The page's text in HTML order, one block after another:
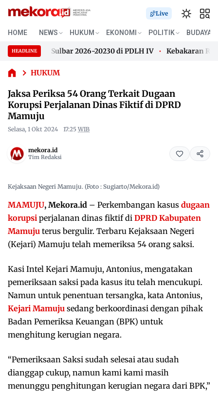
Live
HOME NEWS HUKUM EKONOMI POLITIK BUDAYA
HEADLINE
WALHI Sulbar 2026-20230 di PDLH IV Kebakaran
WALHI Sulbar 2026-20230 di PDLH IV
HUKUM
Periksa 54
Terkait
Korupsi
Dinas
Fiktif di
DPRD
Mamuju
Jaksa Periksa 54 Orang Terkait Dugaan
Korupsi Perjalanan Dinas Fiktif di DPRD
Mamuju
Selasa, 1 Okt 2024 17:25 WIB
mekora.id
Tim Redaksi
Kejaksaan Negeri Mamuju. (Foto : Sugiarto/Mekora.id)
MAMUJU, Mekora.id – Perkembangan kasus dugaan
korupsi perjalanan dinas fiktif di DPRD Kabupaten
Mamuju terus bergulir. Terbaru Kejaksaan Negeri
(Kejari) Mamuju telah memeriksa 54 orang saksi.
Kasi Intel Kejari Mamuju, Antonius, mengatakan
pemeriksaan saksi pada kasus itu telah mencukupi.
Namun untuk penentuan tersangka, kata Antonius,
Kejari Mamuju sedang berkoordinasi dengan pihak
Badan Pemeriksa Keuangan (BPK) untuk
menghitung kerugian negara.
“Pemeriksaan Saksi sudah selesai atau sudah
dianggap cukup, namun kami kami masih
menunggu penghitungan kerugian negara dari BPK,”